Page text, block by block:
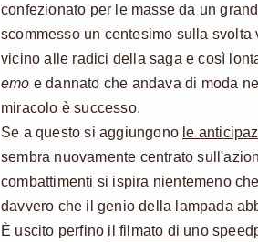
confezionato per le masse da un
scommesso un centesimo sulla svolta
vicino alle radici della saga e così
emo e dannato che andava di moda
miracolo è successo.
Se a questo si aggiungono le
sembra nuovamente centrato
combattimenti si ispira nientemeno
davvero che il genio della lampada
È uscito perfino il filmato di uno